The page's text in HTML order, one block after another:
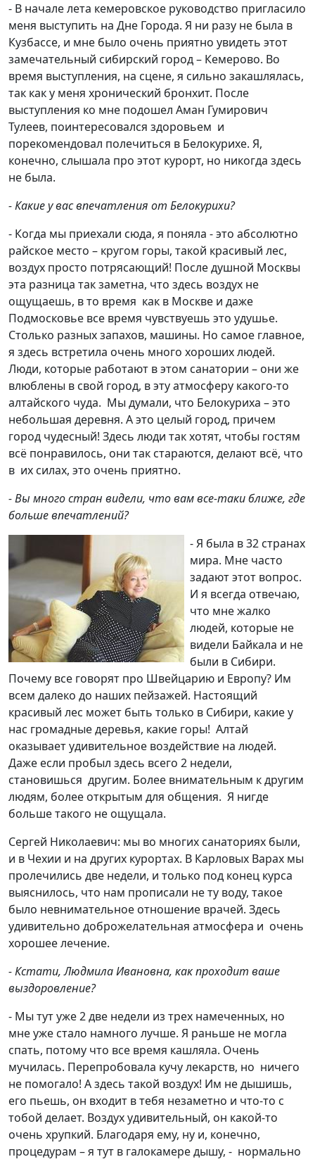
- В начале лета кемеровское руководство пригласило
меня выступить на Дне Города. Я ни разу не была в
Кузбассе, и мне было очень приятно увидеть этот
замечательный сибирский город – Кемерово. Во
время выступления, на сцене, я сильно закашлялась,
так как у меня хронический бронхит. После
выступления ко мне подошел Аман Гумирович
Тулеев, поинтересовался здоровьем и
порекомендовал полечиться в Белокурихе. Я,
конечно, слышала про этот курорт, но никогда здесь
не была.
- Какие у вас впечатления от Белокурихи?
- Когда мы приехали сюда, я поняла - это абсолютно
райское место – кругом горы, такой красивый лес,
воздух просто потрясающий! После душной Москвы
эта разница так заметна, что здесь воздух не
ощущаешь, в то время как в Москве и даже
Подмосковье все время чувствуешь это удушье.
Столько разных запахов, машины. Но самое главное,
я здесь встретила очень много хороших людей.
Люди, которые работают в этом санатории – они же
влюблены в свой город, в эту атмосферу какого-то
алтайского чуда. Мы думали, что Белокуриха – это
небольшая деревня. А это целый город, причем
город чудесный! Здесь люди так хотят, чтобы гостям
всё понравилось, они так стараются, делают всё, что
в их силах, это очень приятно.
- Вы много стран видели, что вам все-таки ближе, где
больше впечатлений?
- Я была в 32 странах
мира. Мне часто
задают этот вопрос.
И я всегда отвечаю,
что мне жалко
людей, которые не
видели Байкала и не
были в Сибири.
Почему все говорят про Швейцарию и Европу? Им
всем далеко до наших пейзажей. Настоящий
красивый лес может быть только в Сибири, какие у
нас громадные деревья, какие горы! Алтай
оказывает удивительное воздействие на людей.
Даже если пробыл здесь всего 2 недели,
становишься другим. Более внимательным к другим
людям, более открытым для общения. Я нигде
больше такого не ощущала.
Сергей Николаевич: мы во многих санаториях были,
и в Чехии и на других курортах. В Карловых Варах мы
пролечились две недели, и только под конец курса
выяснилось, что нам прописали не ту воду, такое
было невнимательное отношение врачей. Здесь
удивительно доброжелательная атмосфера и очень
хорошее лечение.
- Кстати, Людмила Ивановна, как проходит ваше
выздоровление?
- Мы тут уже 2 две недели из трех намеченных, но
мне уже стало намного лучше. Я раньше не могла
спать, потому что все время кашляла. Очень
мучилась. Перепробовала кучу лекарств, но ничего
не помогало! А здесь такой воздух! Им не дышишь,
его пьешь, он входит в тебя незаметно и что-то с
тобой делает. Воздух удивительный, он какой-то
очень хрупкий. Благодаря ему, ну и, конечно,
процедурам – я тут в галокамере дышу, - нормально